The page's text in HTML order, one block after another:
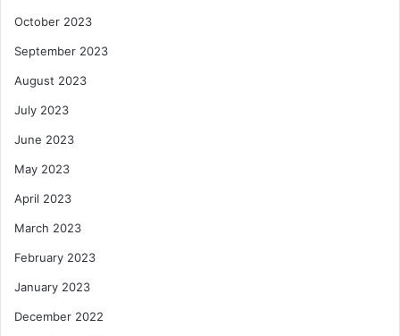
October 2023
September 2023
August 2023
July 2023
June 2023
May 2023
April 2023
March 2023
February 2023
January 2023
December 2022